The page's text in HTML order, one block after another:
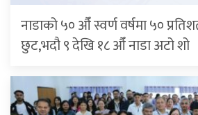
नाडाको ५० औँ स्वर्ण वर्षमा ५०
छुट,भदौ ९ देखि १८ औँ नाडा अटो शो